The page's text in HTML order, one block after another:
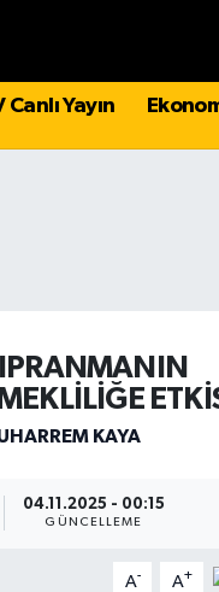
Yayın
KAYA
04.11.2025 - 00:15
GÜNCELLEME
A- A+